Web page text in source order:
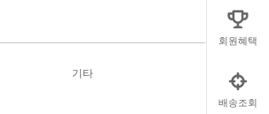
회원혜택
배송조회
기타